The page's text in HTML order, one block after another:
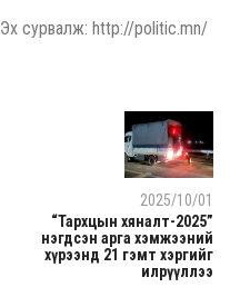
Эх сурвалж: http://politic.mn/
2025/10/01
“Тархцын хяналт-2025”
нэгдсэн арга хэмжээний
хүрээнд 21 гэмт хэргийг
илрүүллээ